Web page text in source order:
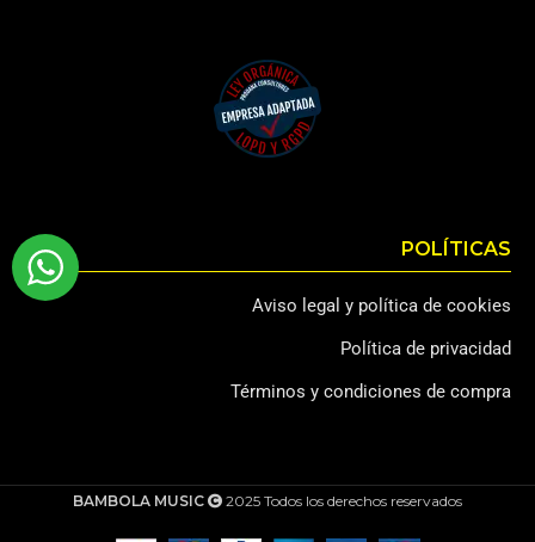
POLÍTICAS
Aviso legal y política de cookies
Política de privacidad
Términos y condiciones de compra
BAMBOLA MUSIC 2025 Todos los derechos reservados